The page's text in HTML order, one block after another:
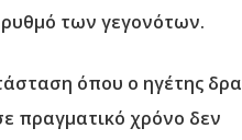
των γεγονότων.
όπου ο ηγέτης δρα
πραγματικό χρόνο δεν